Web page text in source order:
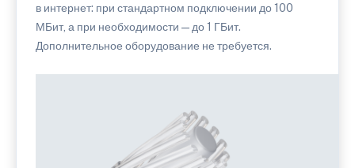
в интернет: при стандартном подключении до 100
МБит, а при необходимости — до 1 ГБит.
Дополнительное оборудование не требуется.